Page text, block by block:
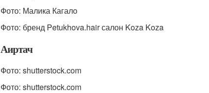
Фото: Малика Кагало
Фото: бренд Petukhova.hair салон Koza Koza
Аиртач
Фото: shutterstock.com
Фото: shutterstock.com